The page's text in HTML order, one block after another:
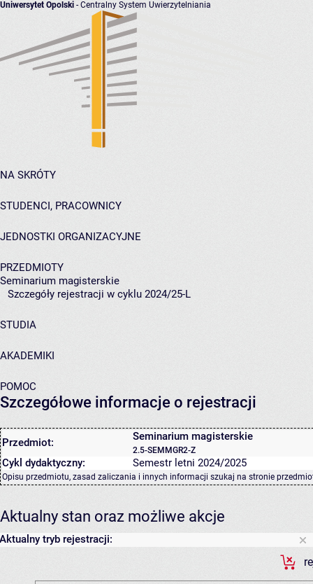
Uniwersytet Opolski - Centralny System Uwierzytelniania
NA SKRÓTY
STUDENCI, PRACOWNICY
JEDNOSTKI ORGANIZACYJNE
PRZEDMIOTY
Seminarium magisterskie
Szczegóły rejestracji w cyklu 2024/25-L
STUDIA
AKADEMIKI
POMOC
Szczegółowe informacje o rejestracji
Przedmiot: Seminarium magisterskie
2.5-SEMMGR2-Z
Cykl dydaktyczny: Semestr letni 2024/2025
Opisu przedmiotu, zasad zaliczania i innych informacji szukaj na stronie
Aktualny stan oraz możliwe akcje
Aktualny tryb rejestracji: